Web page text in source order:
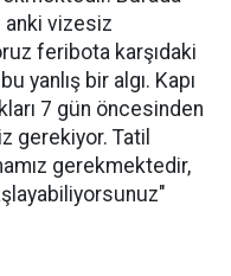
anki vizesiz
feribota karşıdaki
yanlış bir algı. Kapı
7 gün öncesinden
gerekiyor. Tatil
gerekmektedir,